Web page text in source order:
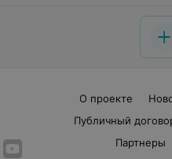
О проекте
Публичный
Партнеры